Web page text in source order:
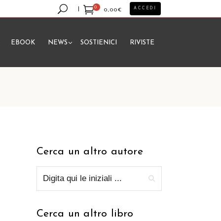
0
0,00€
prodotto nel carrello.
ACCEDI
EBOOK NEWS SOSTIENICI RIVISTE
Cerca un altro autore
Cerca un altro libro